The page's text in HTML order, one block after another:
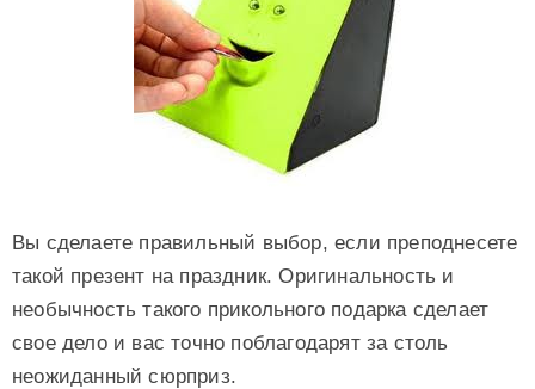
Вы сделаете правильный выбор, если преподнесете
такой презент на праздник. Оригинальность и
необычность такого прикольного подарка сделает
свое дело и вас точно поблагодарят за столь
неожиданный сюрприз.